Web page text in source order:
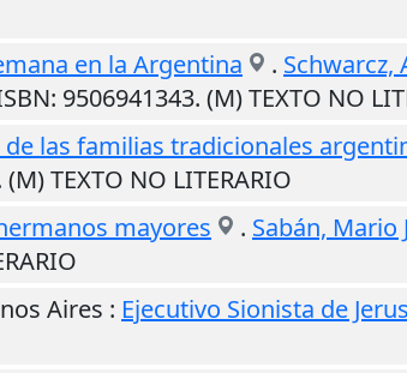
en la Argentina
. Schwarcz,
9506941343. (M) TEXTO NO
las familias tradicionales
TEXTO NO LITERARIO
mayores
. Sabán, Mario
Aires : Ejecutivo Sionista de